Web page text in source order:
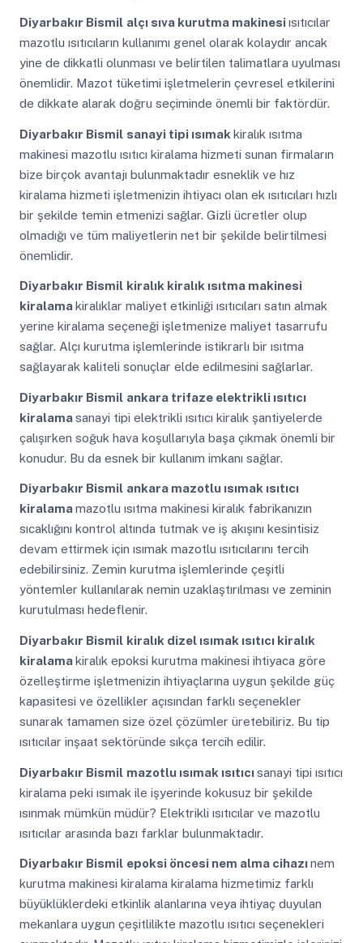
Diyarbakır Bismil alçı sıva kurutma makinesiısıtıcılar
mazotlu ısıtıcıların kullanımı genel olarak kolaydır ancak
yine de dikkatli olunması ve belirtilen talimatlara uyulması
önemlidir. Mazot tüketimi işletmelerin çevresel etkilerini
de dikkate alarak doğru seçiminde önemli bir faktördür.
Diyarbakır Bismil sanayi tipi ısımak kiralık ısıtma
makinesi mazotlu ısıtıcı kiralama hizmeti sunan firmaların
bize birçok avantajı bulunmaktadır esneklik ve hız
kiralama hizmeti işletmenizin ihtiyacı olan ek ısıtıcıları hızlı
bir şekilde temin etmenizi sağlar. Gizli ücretler olup
olmadığı ve tüm maliyetlerin net bir şekilde belirtilmesi
önemlidir.
Diyarbakır Bismil kiralık kiralık ısıtma makinesi
kiralamakiralıklar maliyet etkinliği ısıtıcıları satın almak
yerine kiralama seçeneği işletmenize maliyet tasarrufu
sağlar. Alçı kurutma işlemlerinde istikrarlı bir ısıtma
sağlayarak kaliteli sonuçlar elde edilmesini sağlarlar.
Diyarbakır Bismil ankara trifaze elektrikli ısıtıcı
kiralamasanayi tipi elektrikli ısıtıcı kiralık şantiyelerde
çalışırken soğuk hava koşullarıyla başa çıkmak önemli bir
konudur. Bu da esnek bir kullanım imkanı sağlar.
Diyarbakır Bismil ankara mazotlu ısımak ısıtıcı
kiralamamazotlu ısıtma makinesi kiralık fabrikanızın
sıcaklığını kontrol altında tutmak ve iş akışını kesintisiz
devam ettirmek için ısımak mazotlu ısıtıcılarını tercih
edebilirsiniz. Zemin kurutma işlemlerinde çeşitli
yöntemler kullanılarak nemin uzaklaştırılması ve zeminin
kurutulması hedeflenir.
Diyarbakır Bismil kiralık dizel ısımak ısıtıcı kiralık
kiralamakiralık epoksi kurutma makinesi ihtiyaca göre
özelleştirme işletmenizin ihtiyaçlarına uygun şekilde güç
kapasitesi ve özellikler açısından farklı seçenekler
sunarak tamamen size özel çözümler üretebiliriz. Bu tip
ısıtıcılar inşaat sektöründe sıkça tercih edilir.
Diyarbakır Bismil mazotlu ısımak ısıtıcısanayi tipi ısıtıcı
kiralama peki ısımak ile işyerinde kokusuz bir şekilde
ısınmak mümkün müdür? Elektrikli ısıtıcılar ve mazotlu
ısıtıcılar arasında bazı farklar bulunmaktadır.
Diyarbakır Bismil epoksi öncesi nem alma cihazınem
kurutma makinesi kiralama kiralama hizmetimiz farklı
büyüklüklerdeki etkinlik alanlarına veya ihtiyaç duyulan
mekanlara uygun çeşitlilikte mazotlu ısıtıcı seçenekleri